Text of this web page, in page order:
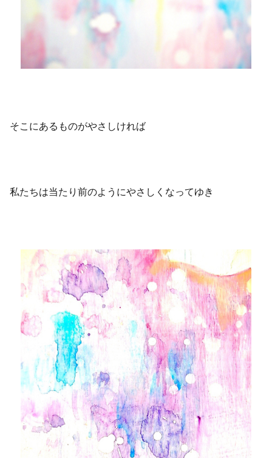
そこにあるものがやさしければ
私たちは当たり前のようにやさしくなってゆき